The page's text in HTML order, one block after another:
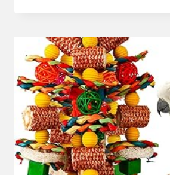
–
XL
BOX
250G
15-
20CM
|
NATÜRLICHE